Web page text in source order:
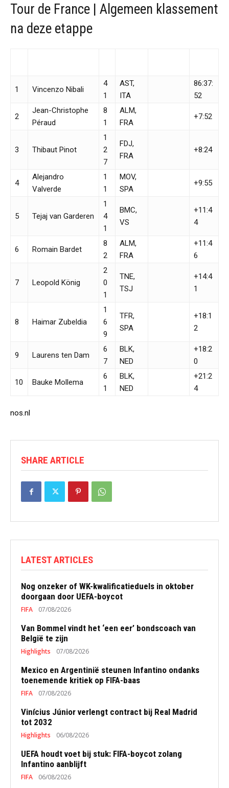
Tour de France | Algemeen klassement
na deze etappe
1 Vincenzo Nibali
4
1
AST,
ITA
86:37:
52
2
Jean-Christophe
Péraud
8
1
ALM,
FRA
+7:52
3 Thibaut Pinot
1
2
7
FDJ,
FRA
+8:24
4
Alejandro
Valverde
1
1
MOV,
SPA
+9:55
5 Tejaj van Garderen
1
4
1
BMC,
VS
+11:4
4
6 Romain Bardet
8
2
ALM,
FRA
+11:4
6
7 Leopold König
2
0
1
TNE,
TSJ
+14:4
1
8 Haimar Zubeldia
1
6
9
TFR,
SPA
+18:1
2
9 Laurens ten Dam
6
7
BLK,
NED
+18:2
0
10 Bauke Mollema
6
1
BLK,
NED
+21:2
4
nos.nl
SHARE ARTICLE
LATEST ARTICLES
Nog onzeker of WK-kwalificatieduels in oktober
doorgaan door UEFA-boycot
FIFA 07/08/2026
Van Bommel vindt het ‘een eer’ bondscoach van
België te zijn
Highlights 07/08/2026
Mexico en Argentinië steunen Infantino ondanks
toenemende kritiek op FIFA-baas
FIFA 07/08/2026
Vinícius Júnior verlengt contract bij Real Madrid
tot 2032
Highlights 06/08/2026
UEFA houdt voet bij stuk: FIFA-boycot zolang
Infantino aanblijft
FIFA 06/08/2026